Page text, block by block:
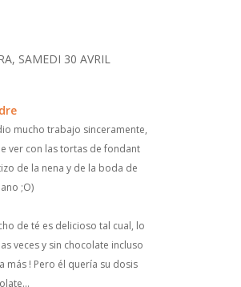
SAMEDI 30 AVRIL
mucho trabajo sinceramente,
ver con las tortas de fondant
de la nena y de la boda de
;O)
de té es delicioso tal cual, lo
veces y sin chocolate incluso
más ! Pero él quería su dosis